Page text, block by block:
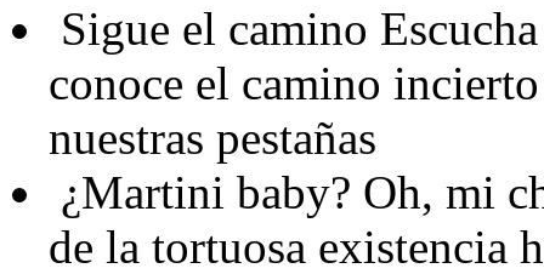
Sigue el camino
conoce el camino
nuestras pestañas
¿Martini baby? Oh, mi
de la tortuosa existencia